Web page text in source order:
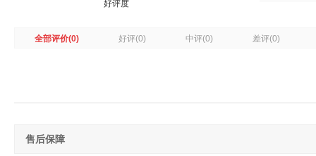
好评度
全部评价(0) 好评(0) 中评(0) 差评(0)
售后保障